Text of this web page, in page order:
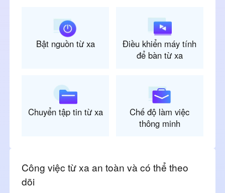
Bật nguồn từ xa
Điều khiển máy tính
để bàn từ xa
Chuyển tập tin từ xa
Chế độ làm việc
thông minh
Công việc từ xa an toàn và có thể theo
dõi